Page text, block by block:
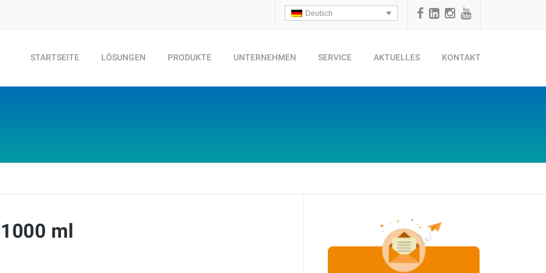
Deutsch
STARTSEITE LÖSUNGEN PRODUKTE UNTERNEHMEN SERVICE AKTUELLES KONTAKT
ml